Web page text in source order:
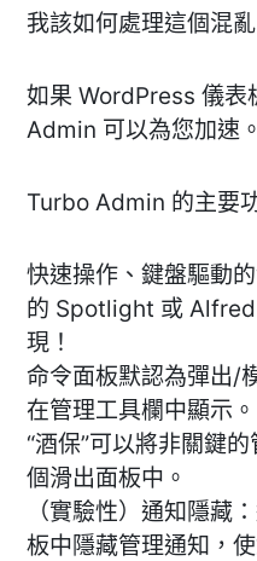
我該如何處理這個混亂
如果 WordPress 儀表
Admin 可以為您加速。
Turbo Admin 的主要
快速操作、鍵盤驅動
的 Spotlight 或
現！
命令面板默認為彈出/
在管理工具欄中顯示。
“酒保”可以將非關鍵
個滑出面板中。
（實驗性）通知隱藏
板中隱藏管理通知，